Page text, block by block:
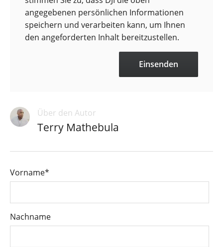
angegebenen persönlichen Informationen
speichern und verarbeiten kann, um Ihnen
den angeforderten Inhalt bereitzustellen.
Über den Autor
Terry Mathebula
Vorname*
Nachname